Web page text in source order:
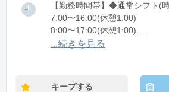
【勤務時間帯】◆通常シフト(
7:00〜16:00(休憩1:00)
8:00〜17:00(休憩1:00)
12:00〜21:00(休憩1:00)
...続きを見る
キープする